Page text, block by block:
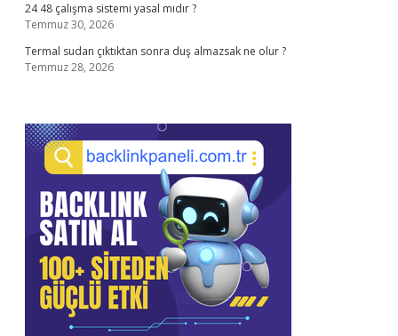
24 48 çalışma sistemi yasal mıdır ?
Temmuz 30, 2026
Termal sudan çıktıktan sonra duş almazsak ne olur ?
Temmuz 28, 2026